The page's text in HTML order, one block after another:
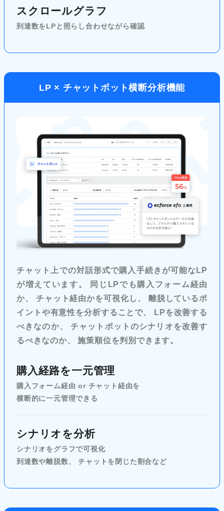
スクロールグラフ
到達数をLPと照らし合わせながら確認
LP × チャットボット横断分析機能
チャット上での対話形式で購入手続きが可能なLP
が増えています。 同じLPでも購入フォーム経由
か、 チャット経由かを可視化し、 離脱しているポ
イントや有意性を分析することで、 LPを改善する
べきなのか、 チャットボットのシナリオを改善す
るべきなのか、 施策順位を判別できます。
購入経路を一元管理
購入フォーム経由 or チャット経由を
横断的に一元管理できる
シナリオを分析
シナリオをグラフで可視化
到達数や離脱数、 チャットを閉じた割合など